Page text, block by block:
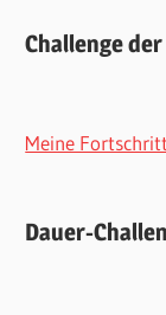
Challenge
Meine
Dauer-